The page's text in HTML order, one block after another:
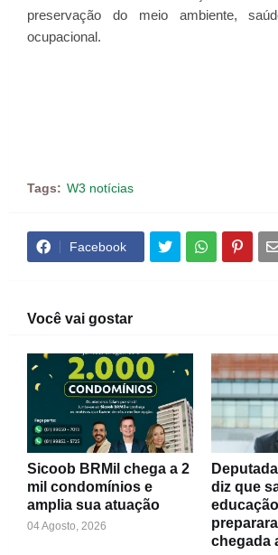
preservação do meio ambiente,
ocupacional.
Tags: W3 notícias
Facebook
Você vai gostar
Sicoob BRMil chega a 2
mil condomínios e
amplia sua atuação
04 Agosto, 2026
diz que
chegada